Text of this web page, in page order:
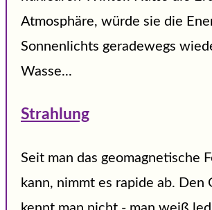
Atmosphäre, würde sie die
Sonnenlichts geradewegs
Wasse...
Strahlung
Seit man das geomagnetische
kann, nimmt es rapide ab. Den